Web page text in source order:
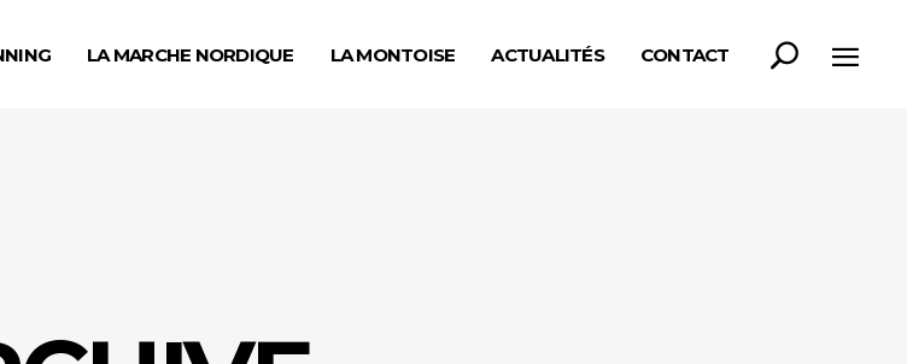
LA MARCHE NORDIQUE LA MONTOISE ACTUALITÉS CONTACT